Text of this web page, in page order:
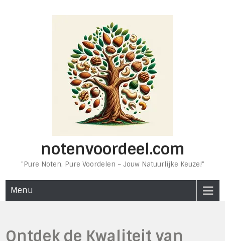
notenvoordeel.com
"Pure Noten, Pure Voordelen – Jouw Natuurlijke Keuze!"
Menu
Ontdek de Kwaliteit van